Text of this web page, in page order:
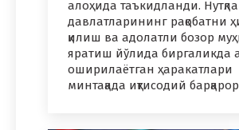
алоҳида таъкидланди.
давлатларининг рақобатни
қилиш ва адолатли бозор
яратиш йўлида биргаликда
оширилаётган ҳаракатлари
минтақада иқтисодий